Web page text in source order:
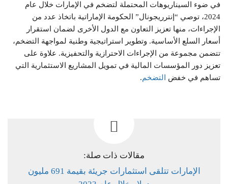
في ضوء السيناريوهات المحتملة لتضخم في الإمارات خلال عام
2024، توصي “إنترريجونال” الحكومة الإماراتية باتخاذ عدد من
الإجراءات، منها تعزيز التعاون مع الدول الأخرى لضمان استقرار
أسعار السلع الأساسية. وتطوير استراتيجية وطنية لمواجهة التضخم،
تتضمن مجموعة من الإجراءات الاحترازية والتحفيزية. علاوة على
تعزيز دور المؤسسات المالية في تمويل المشاريع الاستثمارية التي
تساهم في خفض
التضخم.
مقالات ذات صلة:
الإمارات تتلقى استثمارات جريئة بقيمة 691 مليون